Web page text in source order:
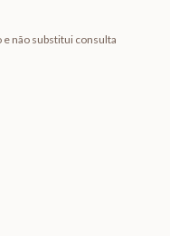
não substitui consulta